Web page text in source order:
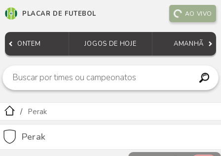
PLACAR DE FUTEBOL AO VIVO
ONTEM JOGOS DE HOJE AMANHÃ
Perak
Perak